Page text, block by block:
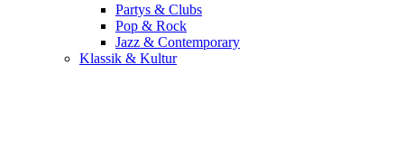
Partys & Clubs
Pop & Rock
Jazz & Contemporary
Klassik & Kultur